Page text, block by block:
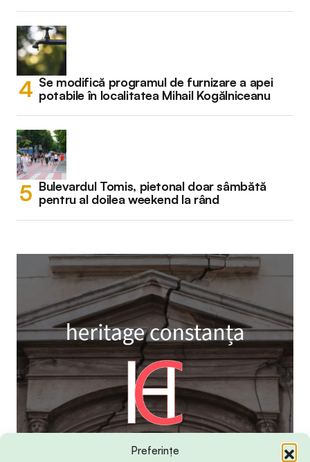
Preferințe
Se modifică programul de furnizare a apei
potabile în localitatea Mihail Kogălniceanu
Bulevardul Tomis, pietonal doar sâmbătă
pentru al doilea weekend la rând